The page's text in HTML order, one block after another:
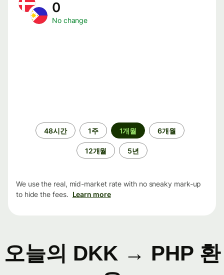
0
No change
48시간 1주 1개월 6개월
12개월 5년
We use the real, mid-market rate with no sneaky mark-up
to hide the fees. Learn more
오늘의 DKK → PHP 환